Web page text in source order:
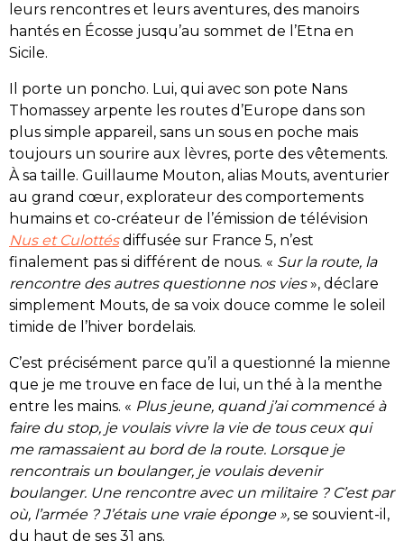
leurs rencontres et leurs aventures, des manoirs
hantés en Écosse jusqu’au sommet de l’Etna en
Sicile.
Il porte un poncho. Lui, qui avec son pote Nans
Thomassey arpente les routes d’Europe dans son
plus simple appareil, sans un sous en poche mais
toujours un sourire aux lèvres, porte des vêtements.
À sa taille. Guillaume Mouton, alias Mouts, aventurier
au grand cœur, explorateur des comportements
humains et co-créateur de l’émission de télévision
Nus et Culottésdiffusée sur France 5, n’est
finalement pas si différent de nous. « Sur la route, la
rencontre des autres questionne nos vies», déclare
simplement Mouts, de sa voix douce comme le soleil
timide de l’hiver bordelais.
C’est précisément parce qu’il a questionné la mienne
que je me trouve en face de lui, un thé à la menthe
entre les mains. « Plus jeune, quand j’ai commencé à
faire du stop, je voulais vivre la vie de tous ceux qui
me ramassaient au bord de la route. Lorsque je
rencontrais un boulanger, je voulais devenir
boulanger. Une rencontre avec un militaire ? C’est par
où, l’armée ? J’étais une vraie éponge », se souvient-il,
du haut de ses 31 ans.